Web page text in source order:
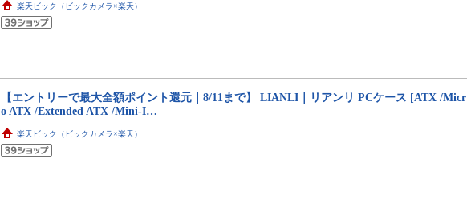
楽天ビック（ビックカメラ×楽天）
【エントリーで最大全額ポイント還元｜8/11まで】 LIANLI｜リアンリ PCケース [ATX /Micr
o ATX /Extended ATX /Mini-I…
楽天ビック（ビックカメラ×楽天）